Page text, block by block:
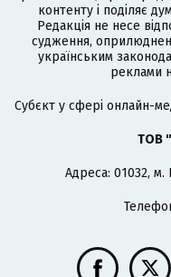
контенту і поділяє
Редакція не несе
судження,
українським
реклами
Cубєкт у сфері онлайн-
ТОВ
Адреса: 01032, м.